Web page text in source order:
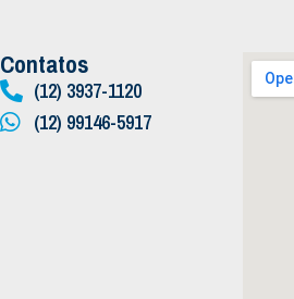
Contatos
(12) 3937-1120
(12) 99146-5917